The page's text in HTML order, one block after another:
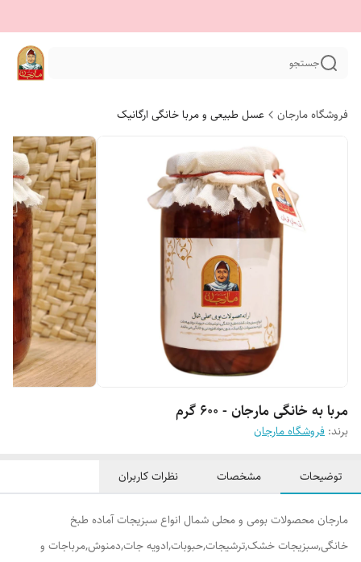
جستجو
فروشگاه مارجان عسل طبیعی و مربا خانگی ارگانیک
مربا به خانگی مارجان - 600 گرم
برند: فروشگاه مارجان
توضیحات مشخصات نظرات کاربران
مارجان محصولات بومی و محلی شمال انواع سبزیجات آماده طبخ
خانگی,سبزیجات خشک,ترشیجات,حبوبات,ادویه جات,دمنوش,مرباجات و